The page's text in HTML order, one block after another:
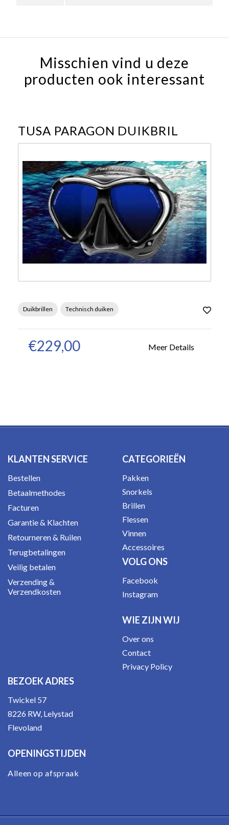
Misschien vind u deze
producten ook interessant
TUSA PARAGON DUIKBRIL
Duikbrillen Technisch duiken
€229,00 Meer Details
KLANTEN SERVICE
Bestellen
Betaalmethodes
Facturen
Garantie & Klachten
Retourneren & Ruilen
Terugbetalingen
Veilig betalen
Verzending &
Verzendkosten
CATEGORIEËN
Pakken
Snorkels
Brillen
Flessen
Vinnen
Accessoires
VOLG ONS
Facebook
Instagram
WIE ZIJN WIJ
Over ons
Contact
Privacy Policy
BEZOEK ADRES
Twickel 57
8226 RW, Lelystad
Flevoland
OPENINGSTIJDEN
Alleen op afspraak